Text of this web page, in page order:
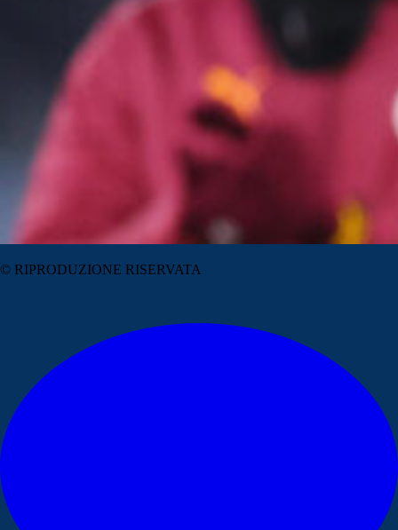
© RIPRODUZIONE RISERVATA